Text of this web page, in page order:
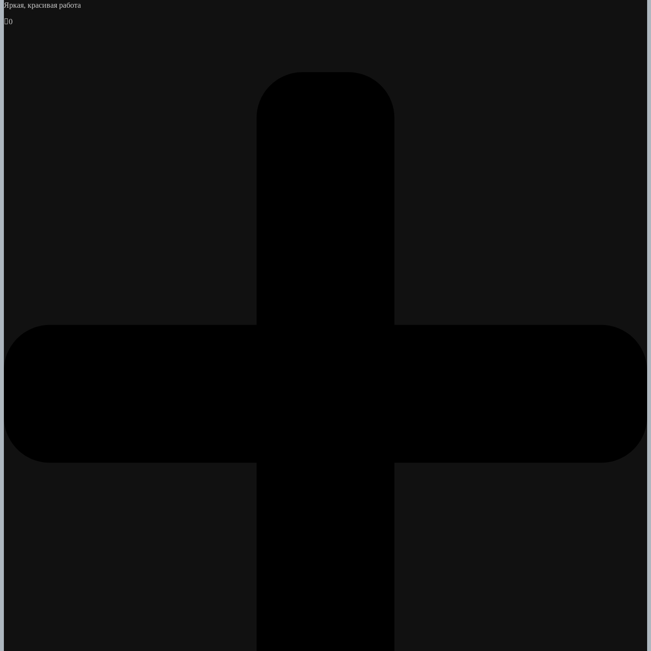
Яркая, красивая работа
0